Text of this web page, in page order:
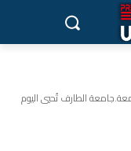
الطارف تُحيي اليوم